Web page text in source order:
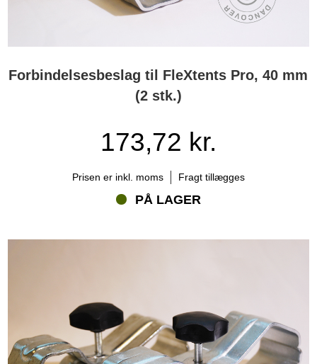
Forbindelsesbeslag til FleXtents Pro, 40 mm
(2 stk.)
173,72 kr.
Prisen er inkl. moms Fragt tillægges
PÅ LAGER